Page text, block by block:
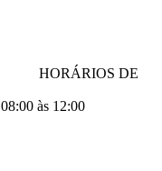
HORÁRIOS DE
08:00 às 12:00